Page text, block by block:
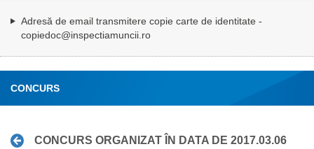
Adresă de email transmitere copie carte de identitate -
copiedoc@inspectiamuncii.ro
CONCURS
CONCURS ORGANIZAT ÎN DATA DE 2017.03.06